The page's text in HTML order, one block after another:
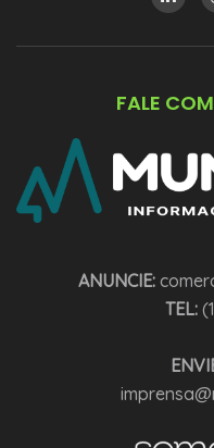
FALE
ANUNCIE:
TEL: